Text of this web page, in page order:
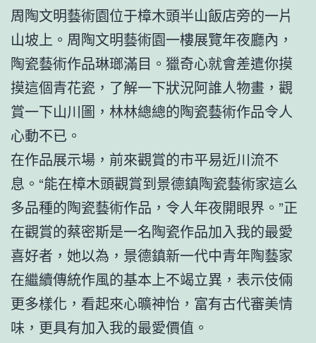
周陶文明藝術園位于樟木頭半山飯店旁的一片
山坡上。周陶文明藝術園一樓展覽年夜廳內，
陶瓷藝術作品琳瑯滿目。獵奇心就會差遣你摸
摸這個青花瓷，了解一下狀況阿誰人物畫，觀
賞一下山川圖，林林總總的陶瓷藝術作品令人
心動不已。
在作品展示場，前來觀賞的市平易近川流不
息。“能在樟木頭觀賞到景德鎮陶瓷藝術家這么
多品種的陶瓷藝術作品，令人年夜開眼界。”正
在觀賞的蔡密斯是一名陶瓷作品加入我的最愛
喜好者，她以為，景德鎮新一代中青年陶藝家
在繼續傳統作風的基本上不竭立異，表示伎倆
更多樣化，看起來心曠神怡，富有古代審美情
味，更具有加入我的最愛價值。